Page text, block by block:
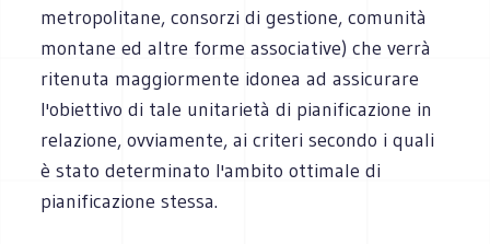
metropolitane, consorzi di gestione, comunità
montane ed altre forme associative) che verrà
ritenuta maggiormente idonea ad assicurare
l'obiettivo di tale unitarietà di pianificazione in
relazione, ovviamente, ai criteri secondo i quali
è stato determinato l'ambito ottimale di
pianificazione stessa.